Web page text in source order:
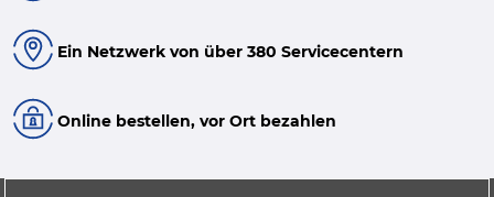
Ein Netzwerk von über 380 Servicecentern
Online bestellen, vor Ort bezahlen